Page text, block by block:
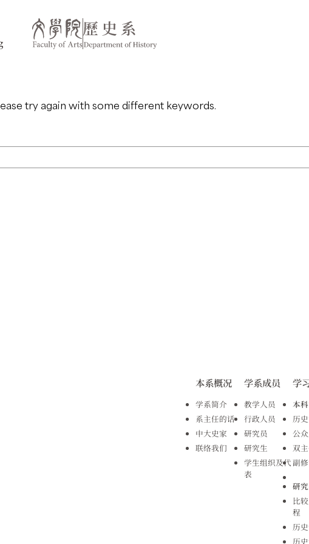
try again with some different keywords.
本系概况
学系简介
系主任的话
中大史家
联络我们
学系成员
教学人员
行政人员
研究员
研究生
学生组织及代
表
学
本
历
公
双
副
研
比
程
历
历